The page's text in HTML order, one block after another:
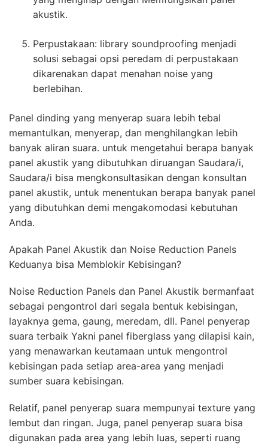
akustik.
Perpustakaan: library soundproofing menjadi
solusi sebagai opsi peredam di perpustakaan
dikarenakan dapat menahan noise yang
berlebihan.
Panel dinding yang menyerap suara lebih tebal
memantulkan, menyerap, dan menghilangkan lebih
banyak aliran suara. untuk mengetahui berapa banyak
panel akustik yang dibutuhkan diruangan Saudara/i,
Saudara/i bisa mengkonsultasikan dengan konsultan
panel akustik, untuk menentukan berapa banyak panel
yang dibutuhkan demi mengakomodasi kebutuhan
Anda.
Apakah Panel Akustik dan Noise Reduction Panels
Keduanya bisa Memblokir Kebisingan?
Noise Reduction Panels dan Panel Akustik bermanfaat
sebagai pengontrol dari segala bentuk kebisingan,
layaknya gema, gaung, meredam, dll. Panel penyerap
suara terbaik Yakni panel fiberglass yang dilapisi kain,
yang menawarkan keutamaan untuk mengontrol
kebisingan pada setiap area-area yang menjadi
sumber suara kebisingan.
Relatif, panel penyerap suara mempunyai texture yang
lembut dan ringan. Juga, panel penyerap suara bisa
digunakan pada area yang lebih luas, seperti ruang